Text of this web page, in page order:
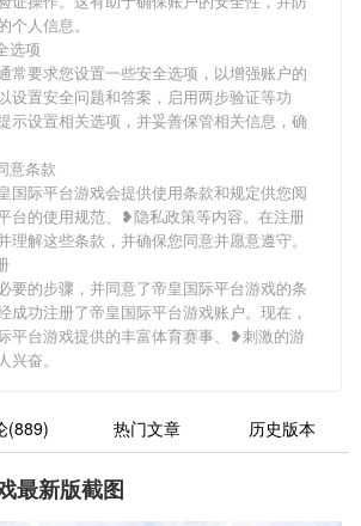
个人信息。
选项
常要求您设置一些安全选项，以增强账户的
设置安全问题和答案，启用两步验证等功
示设置相关选项，并妥善保管相关信息，确
意条款
国际平台游戏会提供使用条款和规定供您阅
台的使用规范、❥隐私政策等内容。在注册
理解这些条款，并确保您同意并愿意遵守。
要的步骤，并同意了帝皇国际平台游戏的条
成功注册了帝皇国际平台游戏账户。现在，
平台游戏提供的丰富体育赛事、❥刺激的游
奋。
(889) 热门文章 历史版本
最新版截图